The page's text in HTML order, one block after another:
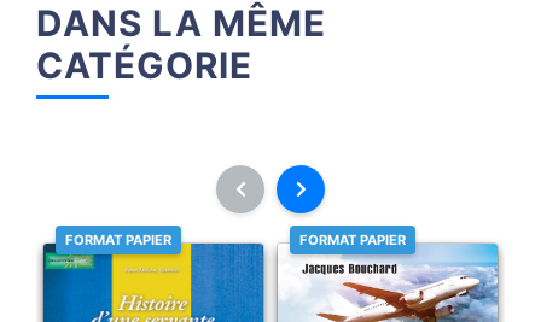
DANS LA MÊME
CATÉGORIE
FORMAT PAPIER FORMAT PAPIER